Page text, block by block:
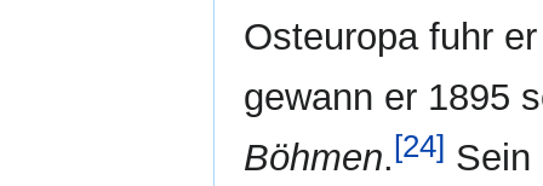
Osteuropa fuhr
gewann er 1895
Böhmen.[24] Sein